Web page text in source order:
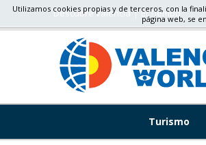
Descubre valencia El Tiempo
Turismo
Utilizamos cookies propias y de terceros, con la
página web, se